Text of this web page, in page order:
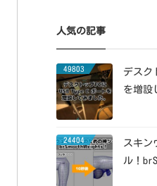
人気の記事
49803
デスク
を増設
24404
スキン
ル！